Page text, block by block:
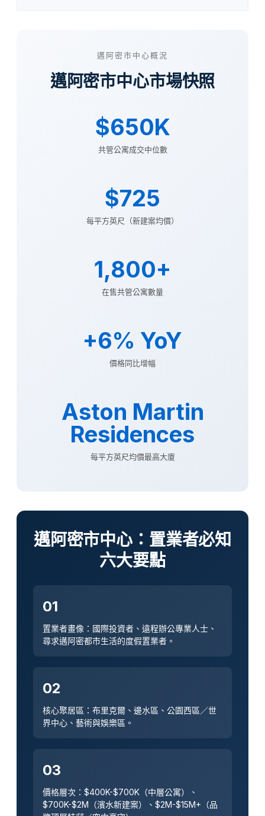
邁阿密市中心概況
邁阿密市中心市場快照
$650K
共管公寓成交中位數
$725
每平方英尺（新建案均價）
1,800+
在售共管公寓數量
+6% YoY
價格同比增幅
Aston Martin
Residences
每平方英尺均價最高大廈
邁阿密市中心：置業者必知
六大要點
01
置業者畫像：國際投資者、遠程辦公專業人士、
尋求邁阿密都市生活的度假置業者。
02
核心聚居區：布里克爾、邊水區、公園西區／世
界中心、藝術與娛樂區。
03
價格層次：$400K-$700K（中層公寓）、
$700K-$2M（濱水新建案）、$2M-$15M+（品